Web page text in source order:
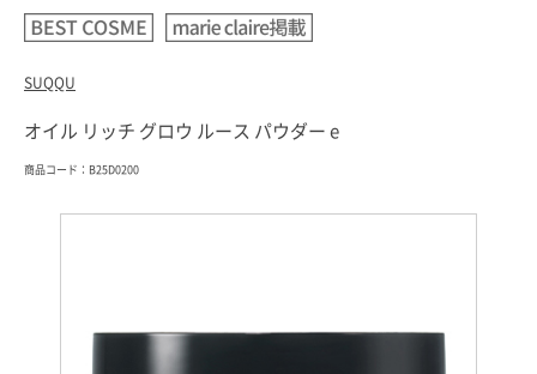
SUQQU
オイル リッチ グロウ ルース パウダー e
商品コード：B25D0200